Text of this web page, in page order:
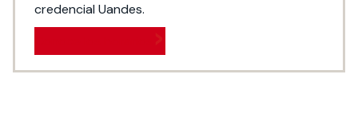
credencial Uandes.